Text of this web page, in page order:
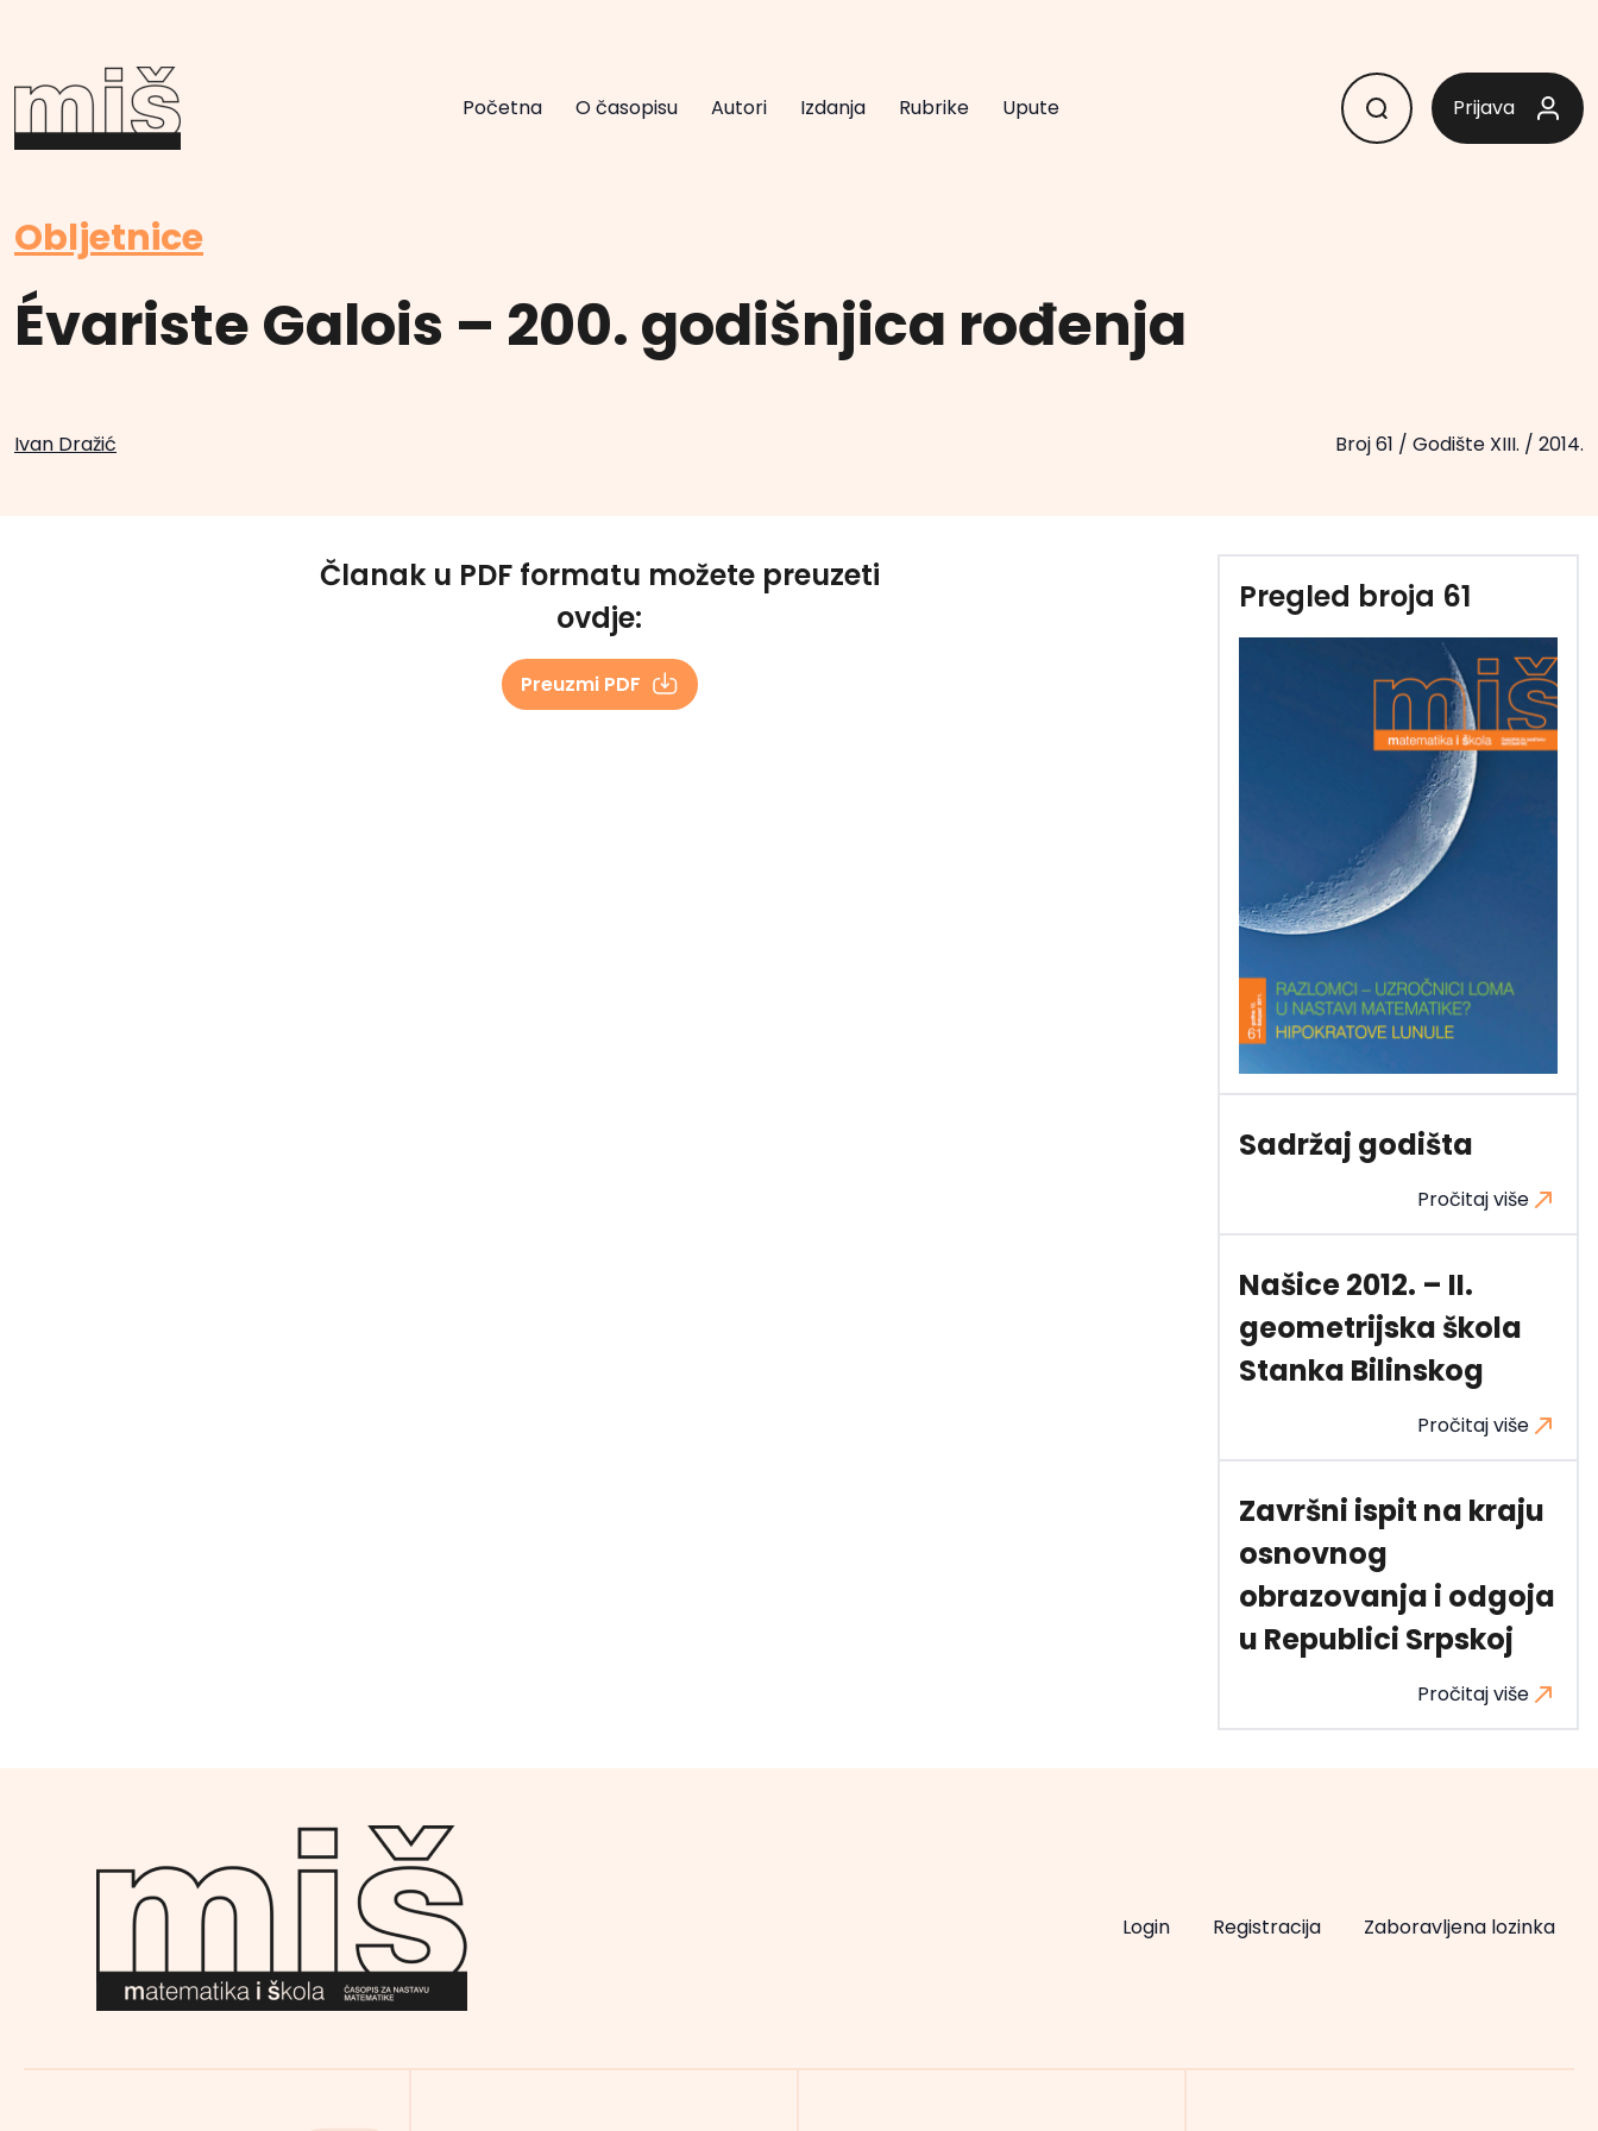
Početna O časopisu Autori Izdanja Rubrike Upute Prijava
Obljetnice
Évariste Galois – 200. godišnjica rođenja
Ivan Dražić Broj 61 / Godište XIII. / 2014.
Članak u PDF formatu možete preuzeti
ovdje:
Preuzmi PDF
Pregled broja 61
Sadržaj godišta
Pročitaj više
Našice 2012. – II.
geometrijska škola
Stanka Bilinskog
Pročitaj više
Završni ispit na kraju
osnovnog
obrazovanja i odgoja
u Republici Srpskoj
Pročitaj više
Login Registracija Zaboravljena lozinka